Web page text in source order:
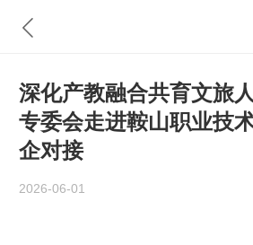
深化产教融合共育文旅
专委会走进鞍山职业技
企对接
2026-06-01